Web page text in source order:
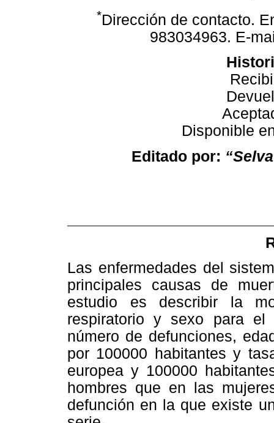
*Dirección de contacto.
983034963. E-
Disponible
Editado por:
Las enfermedades del
principales causas de
estudio es describir la
respiratorio y sexo para el
número de defunciones,
por 100000 habitantes y
europea y 100000
hombres que en las
defunción en la que existe